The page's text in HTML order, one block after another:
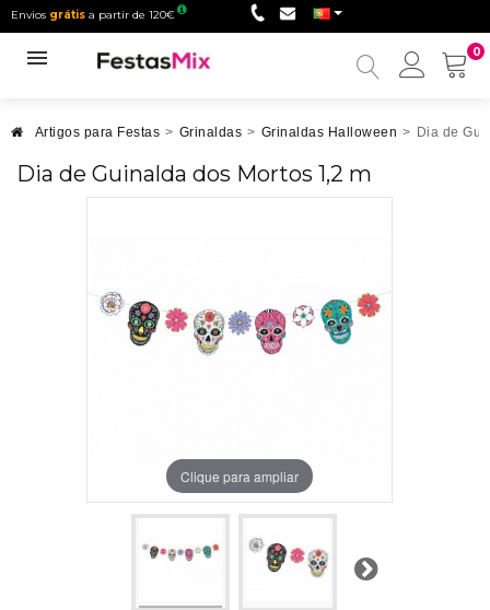
Envios grátis a partir de 120€
0
Minha
Artigos para Festas > Grinaldas > Grinaldas Halloween > Dia de
Dia de Guinalda dos Mortos 1,2 m
Clique para ampliar
Próximo